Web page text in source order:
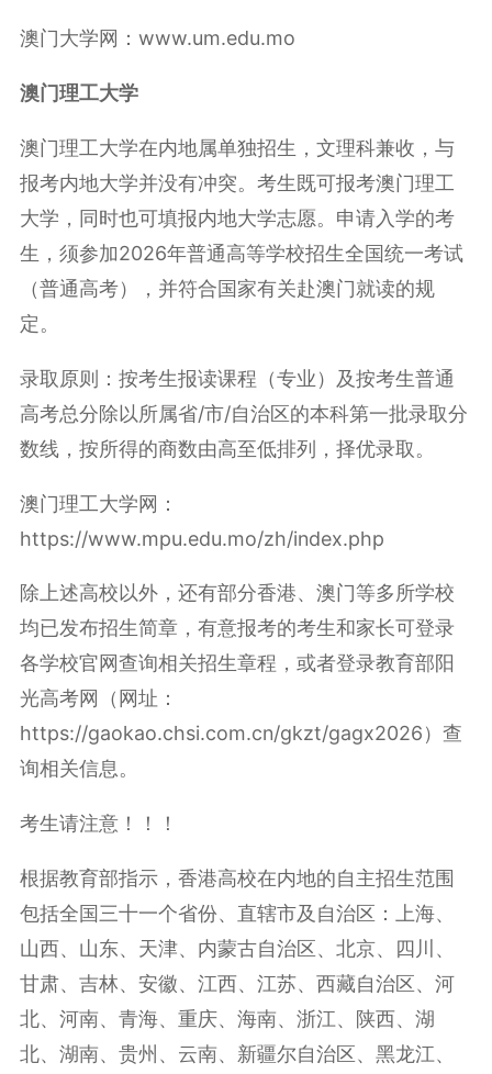
澳门大学网：www.um.edu.mo
澳门理工大学
澳门理工大学在内地属单独招生，文理科兼收，与
报考内地大学并没有冲突。考生既可报考澳门理工
大学，同时也可填报内地大学志愿。申请入学的考
生，须参加2026年普通高等学校招生全国统一考试
（普通高考），并符合国家有关赴澳门就读的规
定。
录取原则：按考生报读课程（专业）及按考生普通
高考总分除以所属省/市/自治区的本科第一批录取分
数线，按所得的商数由高至低排列，择优录取。
澳门理工大学网：
https://www.mpu.edu.mo/zh/index.php
除上述高校以外，还有部分香港、澳门等多所学校
均已发布招生简章，有意报考的考生和家长可登录
各学校官网查询相关招生章程，或者登录教育部阳
光高考网（网址：
https://gaokao.chsi.com.cn/gkzt/gagx2026）查
询相关信息。
考生请注意！！！
根据教育部指示，香港高校在内地的自主招生范围
包括全国三十一个省份、直辖市及自治区：上海、
山西、山东、天津、内蒙古自治区、北京、四川、
甘肃、吉林、安徽、江西、江苏、西藏自治区、河
北、河南、青海、重庆、海南、浙江、陕西、湖
北、湖南、贵州、云南、新疆尔自治区、黑龙江、